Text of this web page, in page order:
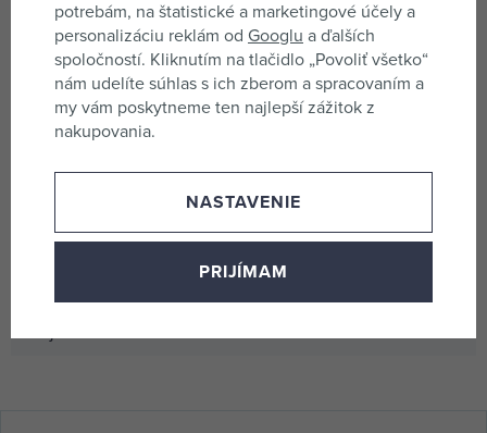
Nerezová fasádna stierka so šírkou 400mm
Obchodní parametry
Kód produktu 200240
potrebám, na štatistické a marketingové účely a
personalizáciu reklám od Googlu a ďalších
spoločností. Kliknutím na tlačidlo „Povoliť všetko“
nám udelíte súhlas s ich zberom a spracovaním a
my vám poskytneme ten najlepší zážitok z
nakupovania.
NASTAVENIE
PRIJÍMAM